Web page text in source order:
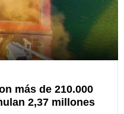
más de 210.000
2,37 millones